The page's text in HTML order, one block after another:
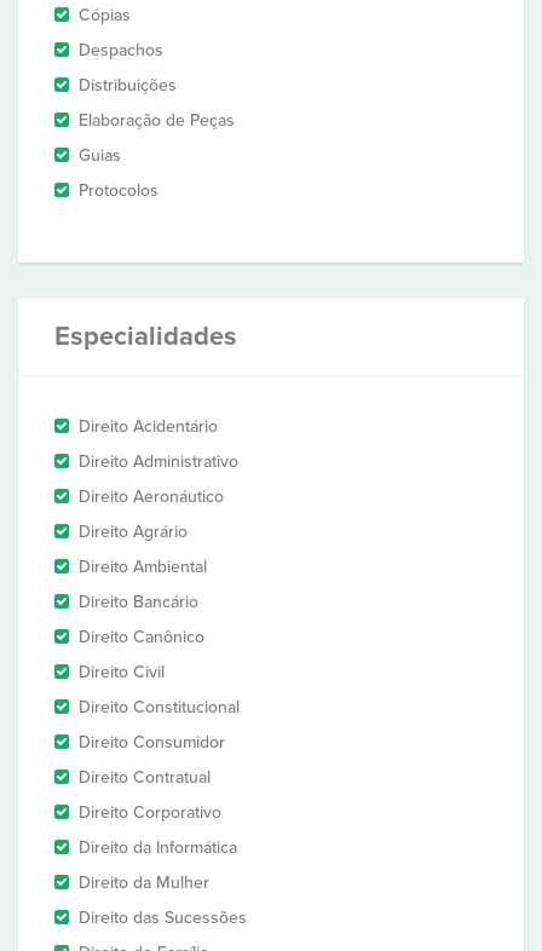
Cópias
Despachos
Distribuições
Elaboração de Peças
Guias
Protocolos
Especialidades
Direito Acidentário
Direito Administrativo
Direito Aeronáutico
Direito Agrário
Direito Ambiental
Direito Bancário
Direito Canônico
Direito Civil
Direito Constitucional
Direito Consumidor
Direito Contratual
Direito Corporativo
Direito da Informática
Direito da Mulher
Direito das Sucessões